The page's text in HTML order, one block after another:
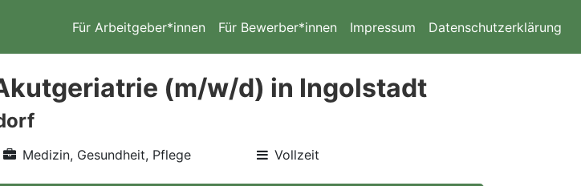
Für Arbeitgeber*innen Für Bewerber*innen Impressum Datenschutzerklärung
(m/w/d) in Ingolstadt
Medizin, Gesundheit, Pflege Vollzeit